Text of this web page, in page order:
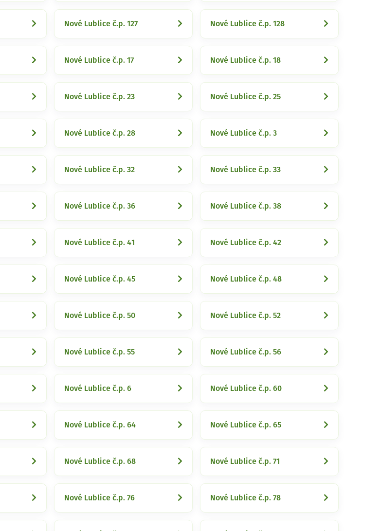
Nové Lublice č.p. 127 Nové Lublice č.p. 128
Nové Lublice č.p. 17 Nové Lublice č.p. 18
Nové Lublice č.p. 23 Nové Lublice č.p. 25
Nové Lublice č.p. 28 Nové Lublice č.p. 3
Nové Lublice č.p. 32 Nové Lublice č.p. 33
Nové Lublice č.p. 36 Nové Lublice č.p. 38
Nové Lublice č.p. 41 Nové Lublice č.p. 42
Nové Lublice č.p. 45 Nové Lublice č.p. 48
Nové Lublice č.p. 50 Nové Lublice č.p. 52
Nové Lublice č.p. 55 Nové Lublice č.p. 56
Nové Lublice č.p. 6 Nové Lublice č.p. 60
Nové Lublice č.p. 64 Nové Lublice č.p. 65
Nové Lublice č.p. 68 Nové Lublice č.p. 71
Nové Lublice č.p. 76 Nové Lublice č.p. 78